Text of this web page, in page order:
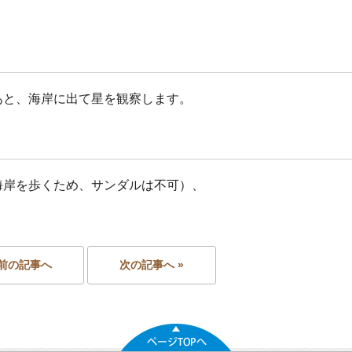
、海岸に出て星を観察します。
を歩くため、サンダルは不可）、
の記事へ 次の記事へ »